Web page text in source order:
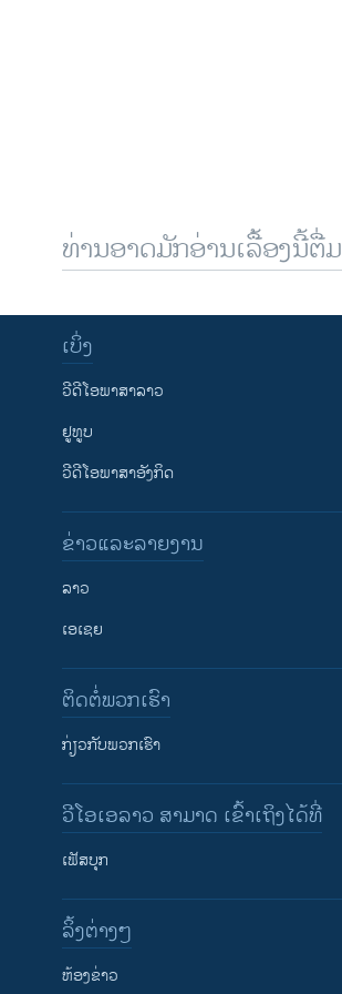
ຕິດຕາມພວກເຮົາ ທີ່
ທ່ານອາດມັກອ່ານເລື້ອງນີ້ຕື່ມ
ເບິ່ງ
ວີດີໂອພາສາລາວ
ຢູທູບ
ວີດີໂອພາສາອັງກິດ
ຂ່າວແລະລາຍງານ
ລາວ
ເອເຊຍ
ຕິດຕໍ່ພວກເຮົາ
ກ່ຽວກັບພວກເຮົາ
ວີໂອເອລາວ ສາມາດ ເຂົ້າເຖິງໄດ້ທີ່
ເຟັສບຸກ
​ລິ້ງ​ຕ່າງໆ
​ຫ້ອງ​ຂ່າວ